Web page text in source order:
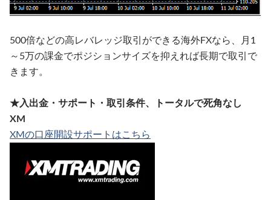
500倍などの高レバレッジ取引ができる海外FXなら、月1
～5万の課金でポジションサイズを抑えれば長期で取引で
きます。
★入出金・サポート・取引条件、トータルで死角なし
XM
XMの口座開設サポートはこちら